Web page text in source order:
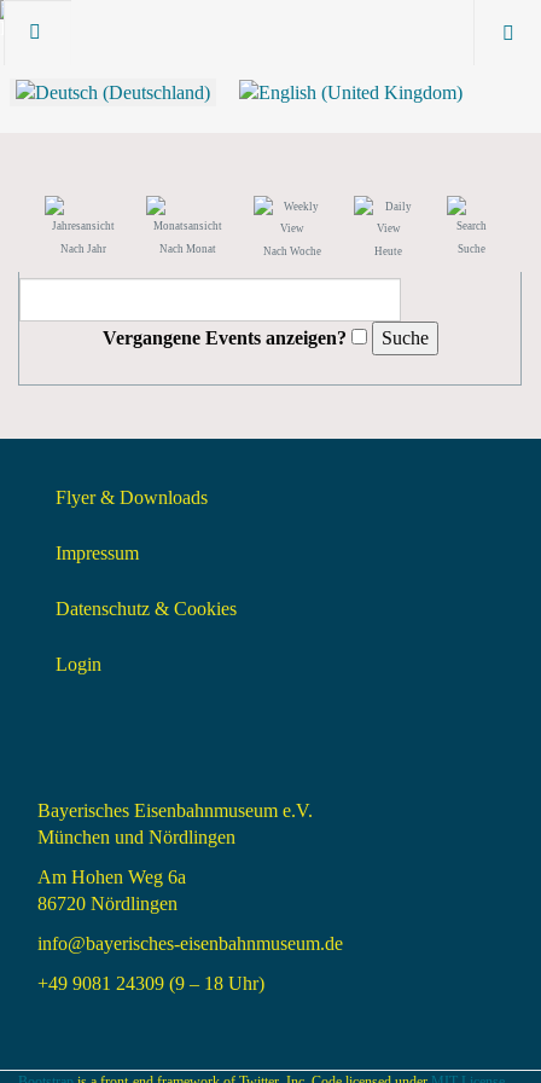
Nach Jahr Nach Monat Nach Woche Heute Suche
Vergangene Events anzeigen?
Flyer & Downloads
Impressum
Datenschutz & Cookies
Login
Bayerisches Eisenbahnmuseum e.V.
München und Nördlingen
Am Hohen Weg 6a
86720 Nördlingen
info@bayerisches-eisenbahnmuseum.de
+49 9081 24309 (9 – 18 Uhr)